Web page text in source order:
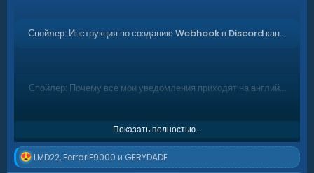
Спойлер: Инструкция по созданию Webhook в Discord канале:
Спойлер: Почему все мои уведомления приходят на английском
Показать полностью...
Р
е
LMD22, FerrariF9000 и GERYDADE